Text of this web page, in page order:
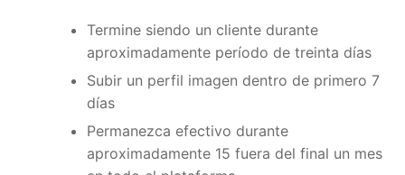
Termine siendo un cliente durante
aproximadamente período de treinta días
Subir un perfil imagen dentro de primero 7
días
Permanezca efectivo durante
aproximadamente 15 fuera del final un mes